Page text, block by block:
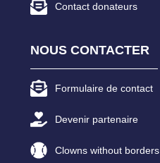
Contact donateurs
NOUS CONTACTER
Formulaire de contact
Devenir partenaire
Clowns without borders